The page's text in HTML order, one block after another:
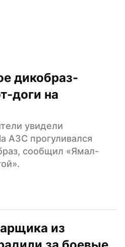
дикобраз-
доги на
увидели
АЗС прогуливался
сообщил «Ямал-
из